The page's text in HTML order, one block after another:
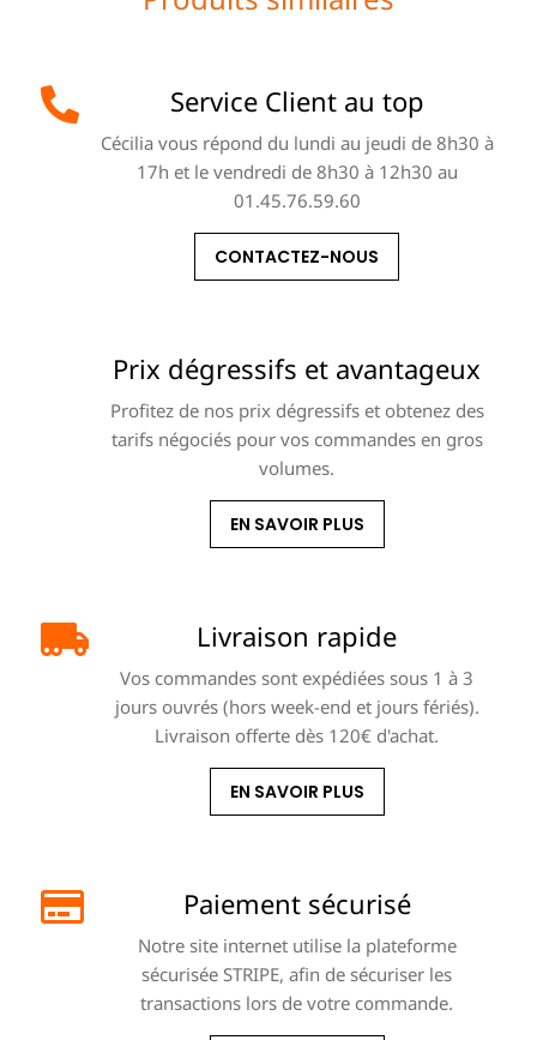
Service Client au top
Cécilia vous répond du lundi au jeudi de 8h30 à
17h et le vendredi de 8h30 à 12h30 au
01.45.76.59.60
CONTACTEZ-NOUS
Prix dégressifs et avantageux
Profitez de nos prix dégressifs et obtenez des
tarifs négociés pour vos commandes en gros
volumes.
EN SAVOIR PLUS
Livraison rapide
Vos commandes sont expédiées sous 1 à 3
jours ouvrés (hors week-end et jours fériés).
Livraison offerte dès 120€ d'achat.
EN SAVOIR PLUS
Paiement sécurisé
Notre site internet utilise la plateforme
sécurisée STRIPE, afin de sécuriser les
transactions lors de votre commande.